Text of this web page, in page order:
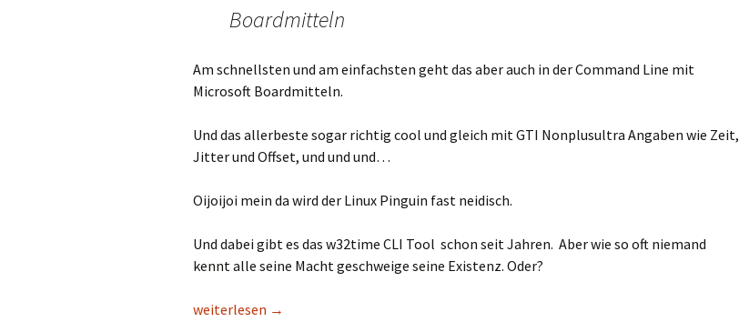
Boardmitteln
Am schnellsten und am einfachsten geht das aber auch in der Command Line mit
Microsoft Boardmitteln.
Und das allerbeste sogar richtig cool und gleich mit GTI Nonplusultra Angaben wie Zeit,
Jitter und Offset, und und und…
Oijoijoi mein da wird der Linux Pinguin fast neidisch.
Und dabei gibt es das w32time CLI Tool schon seit Jahren. Aber wie so oft niemand
kennt alle seine Macht geschweige seine Existenz. Oder?
ToolTime#3::W32tm
weiterlesen →